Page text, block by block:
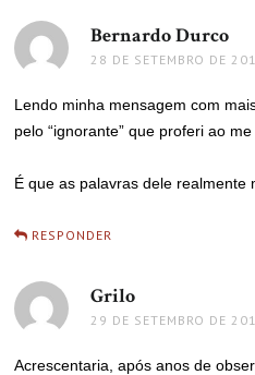
Bernardo Durco
28 DE SETEMBRO DE
Lendo minha mensagem com
pelo “ignorante” que proferi ao
É que as palavras dele realmente
RESPONDER
Grilo
29 DE SETEMBRO DE
Acrescentaria, após anos de